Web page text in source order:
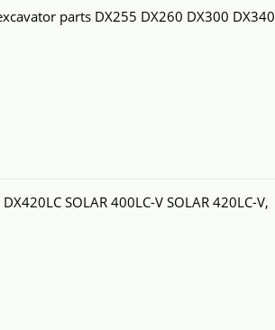
parts DX255 DX260 DX300 DX340
SOLAR 400LC-V SOLAR 420LC-V,